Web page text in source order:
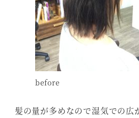
before
髪の量が多めなので湿気での広